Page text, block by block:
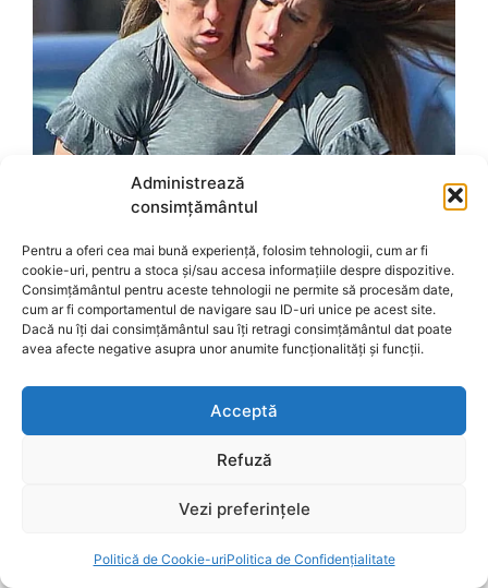
Administrează
consimțământul
Pentru a oferi cea mai bună experiență, folosim tehnologii, cum ar fi
cookie-uri, pentru a stoca și/sau accesa informațiile despre dispozitive.
Consimțământul pentru aceste tehnologii ne permite să procesăm date,
cum ar fi comportamentul de navigare sau ID-uri unice pe acest site.
Dacă nu îți dai consimțământul sau îți retragi consimțământul dat poate
avea afecte negative asupra unor anumite funcționalități și funcții.
Acceptă
Refuză
Vezi preferințele
Politică de Cookie-uriPolitica de Confidențialitate